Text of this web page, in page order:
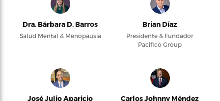
Dra. Bárbara D. Barros
Salud Mental & Menopausia
Brian Díaz
Presidente & Fundador
Pacifico Group
José Julio Aparicio
Carlos Johnny Méndez